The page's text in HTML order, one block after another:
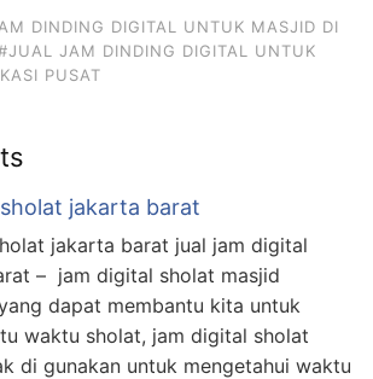
DINDING DIGITAL UNTUK MASJID DI
JAM DINDING DIGITAL UNTUK
PUSAT
jakarta barat
jakarta barat jual jam digital
– jam digital sholat masjid
dapat membantu kita untuk
waktu sholat, jam digital sholat
di gunakan untuk mengetahui waktu